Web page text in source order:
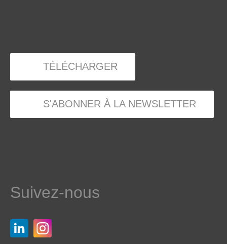
TÉLÉCHARGER
S'ABONNER À LA NEWSLETTER
Suivez-nous